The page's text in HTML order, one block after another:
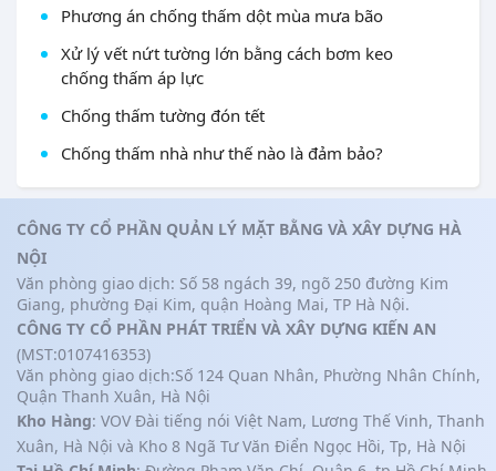
Phương án chống thấm dột mùa mưa bão
Xử lý vết nứt tường lớn bằng cách bơm keo
chống thấm áp lực
Chống thấm tường đón tết
Chống thấm nhà như thế nào là đảm bảo?
CÔNG TY CỔ PHẦN QUẢN LÝ MẶT BẰNG VÀ XÂY DỰNG HÀ
NỘI
Văn phòng giao dịch: Số 58 ngách 39, ngõ 250 đường Kim
Giang, phường Đại Kim, quận Hoàng Mai, TP Hà Nội.
CÔNG TY CỔ PHẦN PHÁT TRIỂN VÀ XÂY DỰNG KIẾN AN
(MST:0107416353)
Văn phòng giao dịch:Số 124 Quan Nhân, Phường Nhân Chính,
Quận Thanh Xuân, Hà Nội
Kho Hàng: VOV Đài tiếng nói Việt Nam, Lương Thế Vinh, Thanh
Xuân, Hà Nội và Kho 8 Ngã Tư Văn Điển Ngọc Hồi, Tp, Hà Nội